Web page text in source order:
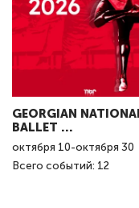
GEORGIAN
BALLET ...
октября 10-октября 30
Всего событий: 12